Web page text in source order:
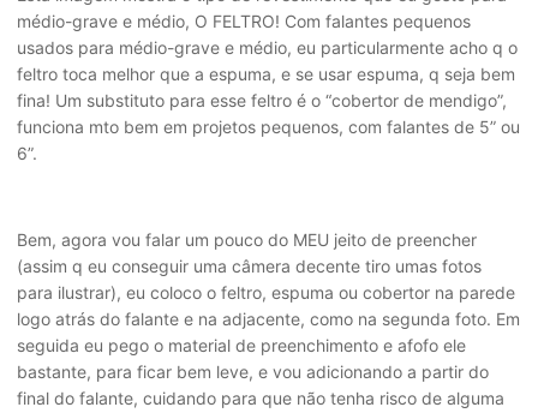
médio-grave e médio, O FELTRO! Com falantes pequenos
usados para médio-grave e médio, eu particularmente acho q o
feltro toca melhor que a espuma, e se usar espuma, q seja bem
fina! Um substituto para esse feltro é o “cobertor de mendigo”,
funciona mto bem em projetos pequenos, com falantes de 5” ou
6”.
Bem, agora vou falar um pouco do MEU jeito de preencher
(assim q eu conseguir uma câmera decente tiro umas fotos
para ilustrar), eu coloco o feltro, espuma ou cobertor na parede
logo atrás do falante e na adjacente, como na segunda foto. Em
seguida eu pego o material de preenchimento e afofo ele
bastante, para ficar bem leve, e vou adicionando a partir do
final do falante, cuidando para que não tenha risco de alguma